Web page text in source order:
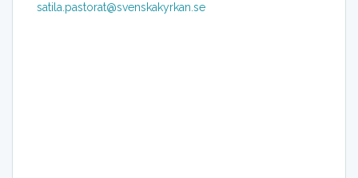
satila.pastorat@svenskakyrkan.se